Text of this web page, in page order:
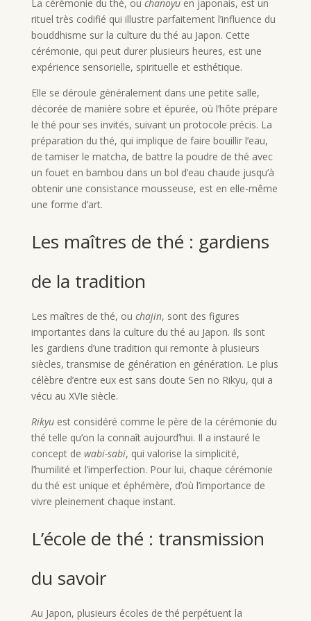
La cérémonie du thé, ou chanoyuen japonais, est un
rituel très codifié qui illustre parfaitement l’influence du
bouddhisme sur la culture du thé au Japon. Cette
cérémonie, qui peut durer plusieurs heures, est une
expérience sensorielle, spirituelle et esthétique.
Elle se déroule généralement dans une petite salle,
décorée de manière sobre et épurée, où l’hôte prépare
le thé pour ses invités, suivant un protocole précis. La
préparation du thé, qui implique de faire bouillir l’eau,
de tamiser le matcha, de battre la poudre de thé avec
un fouet en bambou dans un bol d’eau chaude jusqu’à
obtenir une consistance mousseuse, est en elle-même
une forme d’art.
Les maîtres de thé : gardiens
de la tradition
Les maîtres de thé, ou chajin, sont des figures
importantes dans la culture du thé au Japon. Ils sont
les gardiens d’une tradition qui remonte à plusieurs
siècles, transmise de génération en génération. Le plus
célèbre d’entre eux est sans doute Sen no Rikyu, qui a
vécu au XVIe siècle.
Rikyuest considéré comme le père de la cérémonie du
thé telle qu’on la connaît aujourd’hui. Il a instauré le
concept de wabi-sabi, qui valorise la simplicité,
l’humilité et l’imperfection. Pour lui, chaque cérémonie
du thé est unique et éphémère, d’où l’importance de
vivre pleinement chaque instant.
L’école de thé : transmission
du savoir
Au Japon, plusieurs écoles de thé perpétuent la